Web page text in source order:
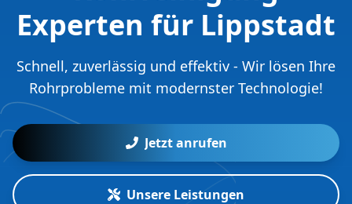
Experten für Lippstadt
Schnell, zuverlässig und effektiv - Wir lösen Ihre
Rohrprobleme mit modernster Technologie!
Jetzt anrufen
Unsere Leistungen